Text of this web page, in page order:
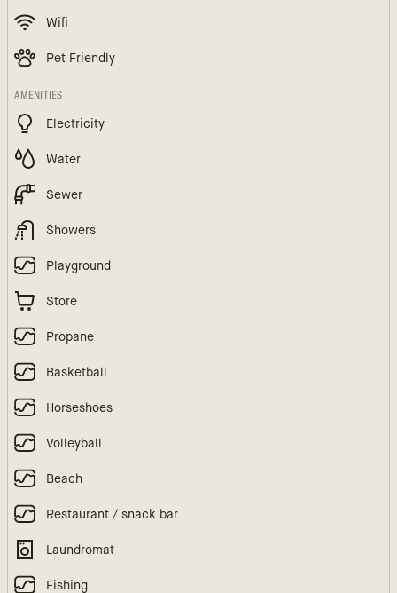
Wifi
Pet Friendly
AMENITIES
Electricity
Water
Sewer
Showers
Playground
Store
Propane
Basketball
Horseshoes
Volleyball
Beach
Restaurant / snack bar
Laundromat
Fishing